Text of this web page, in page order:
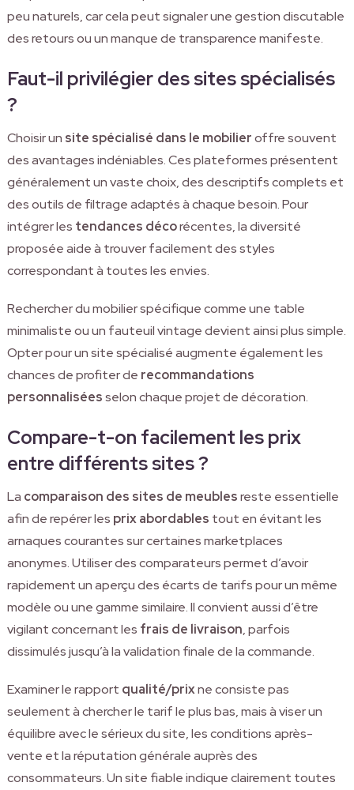
peu naturels, car cela peut signaler une gestion discutable
des retours ou un manque de transparence manifeste.
Faut-il privilégier des sites spécialisés
?
Choisir un site spécialisé dans le mobilieroffre souvent
des avantages indéniables. Ces plateformes présentent
généralement un vaste choix, des descriptifs complets et
des outils de filtrage adaptés à chaque besoin. Pour
intégrer les tendances décorécentes, la diversité
proposée aide à trouver facilement des styles
correspondant à toutes les envies.
Rechercher du mobilier spécifique comme une table
minimaliste ou un fauteuil vintage devient ainsi plus simple.
Opter pour un site spécialisé augmente également les
chances de profiter de recommandations
personnaliséesselon chaque projet de décoration.
Compare-t-on facilement les prix
entre différents sites ?
La comparaison des sites de meublesreste essentielle
afin de repérer les prix abordables tout en évitant les
arnaques courantes sur certaines marketplaces
anonymes. Utiliser des comparateurs permet d’avoir
rapidement un aperçu des écarts de tarifs pour un même
modèle ou une gamme similaire. Il convient aussi d’être
vigilant concernant les frais de livraison, parfois
dissimulés jusqu’à la validation finale de la commande.
Examiner le rapport qualité/prixne consiste pas
seulement à chercher le tarif le plus bas, mais à viser un
équilibre avec le sérieux du site, les conditions après-
vente et la réputation générale auprès des
consommateurs. Un site fiable indique clairement toutes